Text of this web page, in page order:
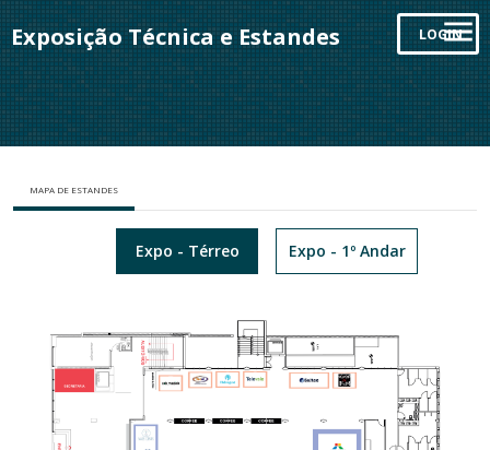
Exposição Técnica e Estandes LOGIN
MAPA DE ESTANDES
Expo - Térreo Expo - 1º Andar